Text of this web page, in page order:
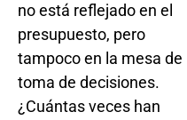
no está reflejado en el
presupuesto, pero
tampoco en la mesa de
toma de decisiones.
¿Cuántas veces han